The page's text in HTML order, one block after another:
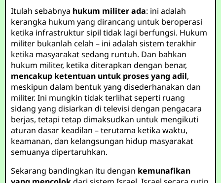
Itulah sebabnya hukum militer ada: ini adalah
kerangka hukum yang dirancang untuk beroperasi
ketika infrastruktur sipil tidak lagi berfungsi. Hukum
militer bukanlah celah – ini adalah sistem terakhir
ketika masyarakat sedang runtuh. Dan bahkan
hukum militer, ketika diterapkan dengan benar,
mencakup ketentuan untuk proses yang adil,
meskipun dalam bentuk yang disederhanakan dan
militer. Ini mungkin tidak terlihat seperti ruang
sidang yang disiarkan di televisi dengan pengacara
berjas, tetapi tetap dimaksudkan untuk mengikuti
aturan dasar keadilan – terutama ketika waktu,
keamanan, dan kelangsungan hidup masyarakat
semuanya dipertaruhkan.
Sekarang bandingkan itu dengan kemunafikan